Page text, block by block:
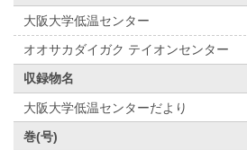
大阪大学低温センター
オオサカダイガク テイオンセンター
収録物名
大阪大学低温センターだより
巻(号)